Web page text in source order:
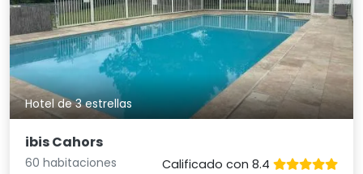
Hotel de 3 estrellas
ibis Cahors
60 habitaciones
Calificado con 8.4